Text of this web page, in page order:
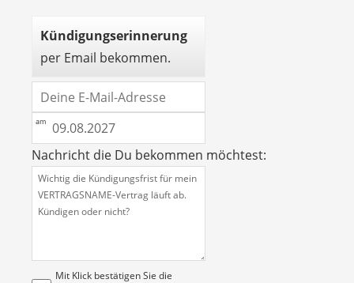
Kündigungserinnerung
per Email bekommen.
Nachricht die Du bekommen möchtest:
Mit Klick bestätigen Sie die